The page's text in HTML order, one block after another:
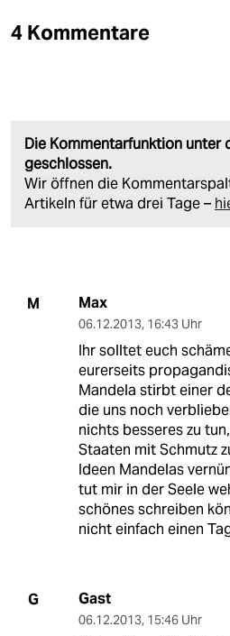
4 Kommentare
Die Kommentarfunktion unter
geschlossen.
Wir öffnen die
Artikeln für etwa drei Tage –
M Max
06.12.2013, 16:43 Uhr
Ihr solltet euch
eurerseits
Mandela stirbt einer
die uns noch
nichts besseres zu
Staaten mit Schmutz
Ideen Mandelas
tut mir in der Seele
schönes schreiben
nicht einfach einen
G Gast
06.12.2013, 15:46 Uhr